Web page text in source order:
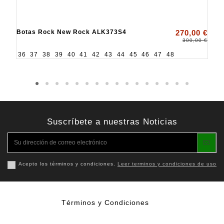
Botas Rock New Rock ALK373S4 270,00 €
300,00 €
36 37 38 39 40 41 42 43 44 45 46 47 48
Suscríbete a nuestras Noticias
Acepto los términos y condiciones. Leer terminos y condiciones de uso
Términos y Condiciones